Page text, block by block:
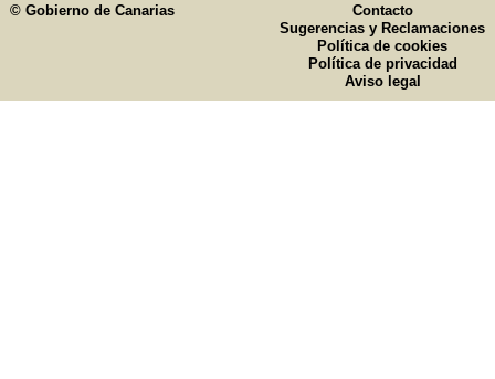
© Gobierno de Canarias
Contacto
Sugerencias y Reclamaciones
Política de cookies
Política de privacidad
Aviso legal